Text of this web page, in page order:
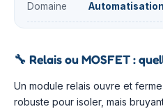
Domaine
🔧 Relais ou MOSFET :
Un module relais ouvre et
robuste pour isoler, mais